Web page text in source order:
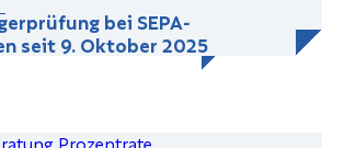
bei SEPA-
seit 9. Oktober 2025